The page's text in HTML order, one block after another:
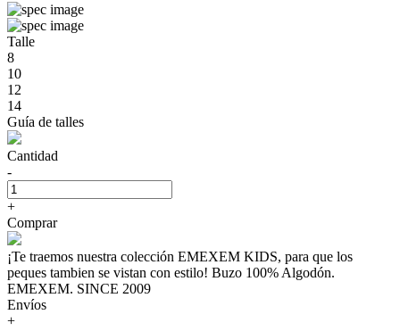
Talle
8
10
12
14
Guía de talles
Cantidad
-
+
Comprar
¡Te traemos nuestra colección EMEXEM KIDS, para que los
peques tambien se vistan con estilo! Buzo 100% Algodón.
EMEXEM. SINCE 2009
Envíos
+